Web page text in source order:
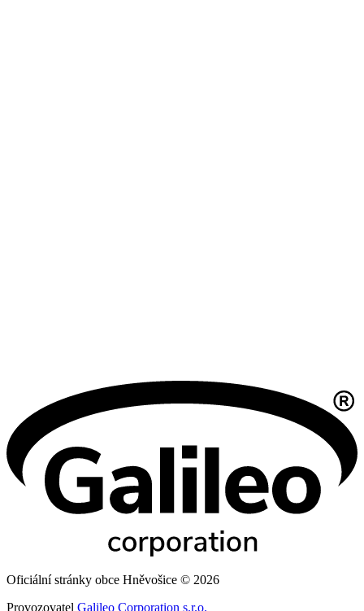
Oficiální stránky obce Hněvošice © 2026
Provozovatel Galileo Corporation s.r.o.